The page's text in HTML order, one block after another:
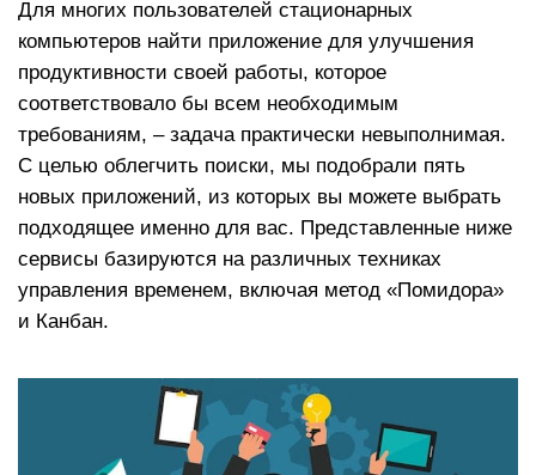
Для многих пользователей стационарных
компьютеров найти приложение для улучшения
продуктивности своей работы, которое
соответствовало бы всем необходимым
требованиям, – задача практически невыполнимая.
С целью облегчить поиски, мы подобрали пять
новых приложений, из которых вы можете выбрать
подходящее именно для вас. Представленные ниже
сервисы базируются на различных техниках
управления временем, включая метод «Помидора»
и Канбан.